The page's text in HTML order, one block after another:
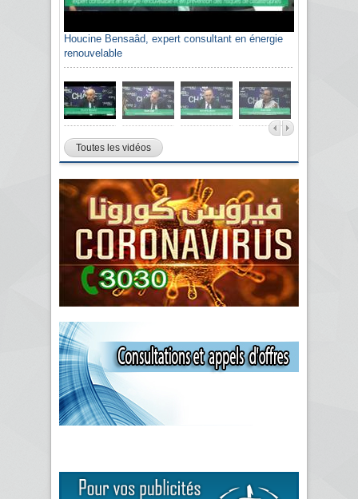
Houcine Bensaâd, expert consultant en énergie
renouvelable
Toutes les vidéos